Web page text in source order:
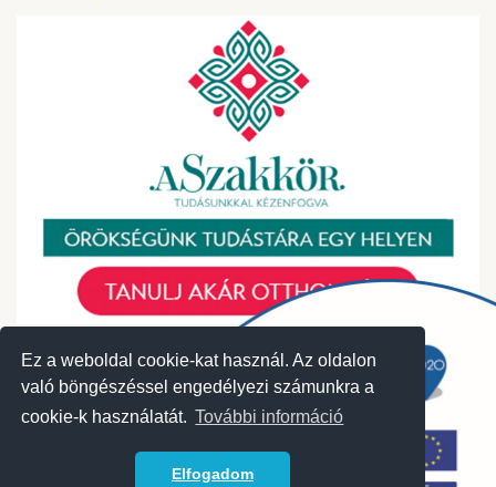
Ez a weboldal cookie-kat használ. Az oldalon
való böngészéssel engedélyezi számunkra a
cookie-k használatát. További információ
Elfogadom
| |Adatvédelmi szabályzat